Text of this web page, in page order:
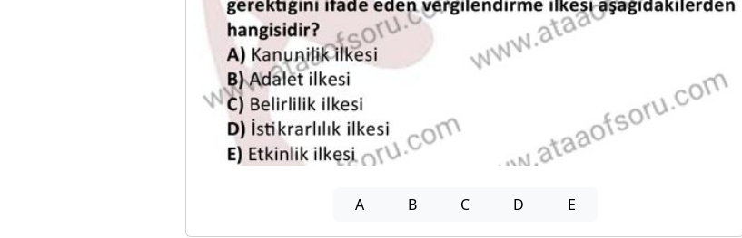
A B C D E